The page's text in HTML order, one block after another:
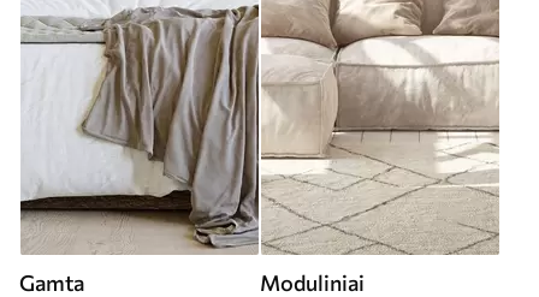
Gamta Moduliniai